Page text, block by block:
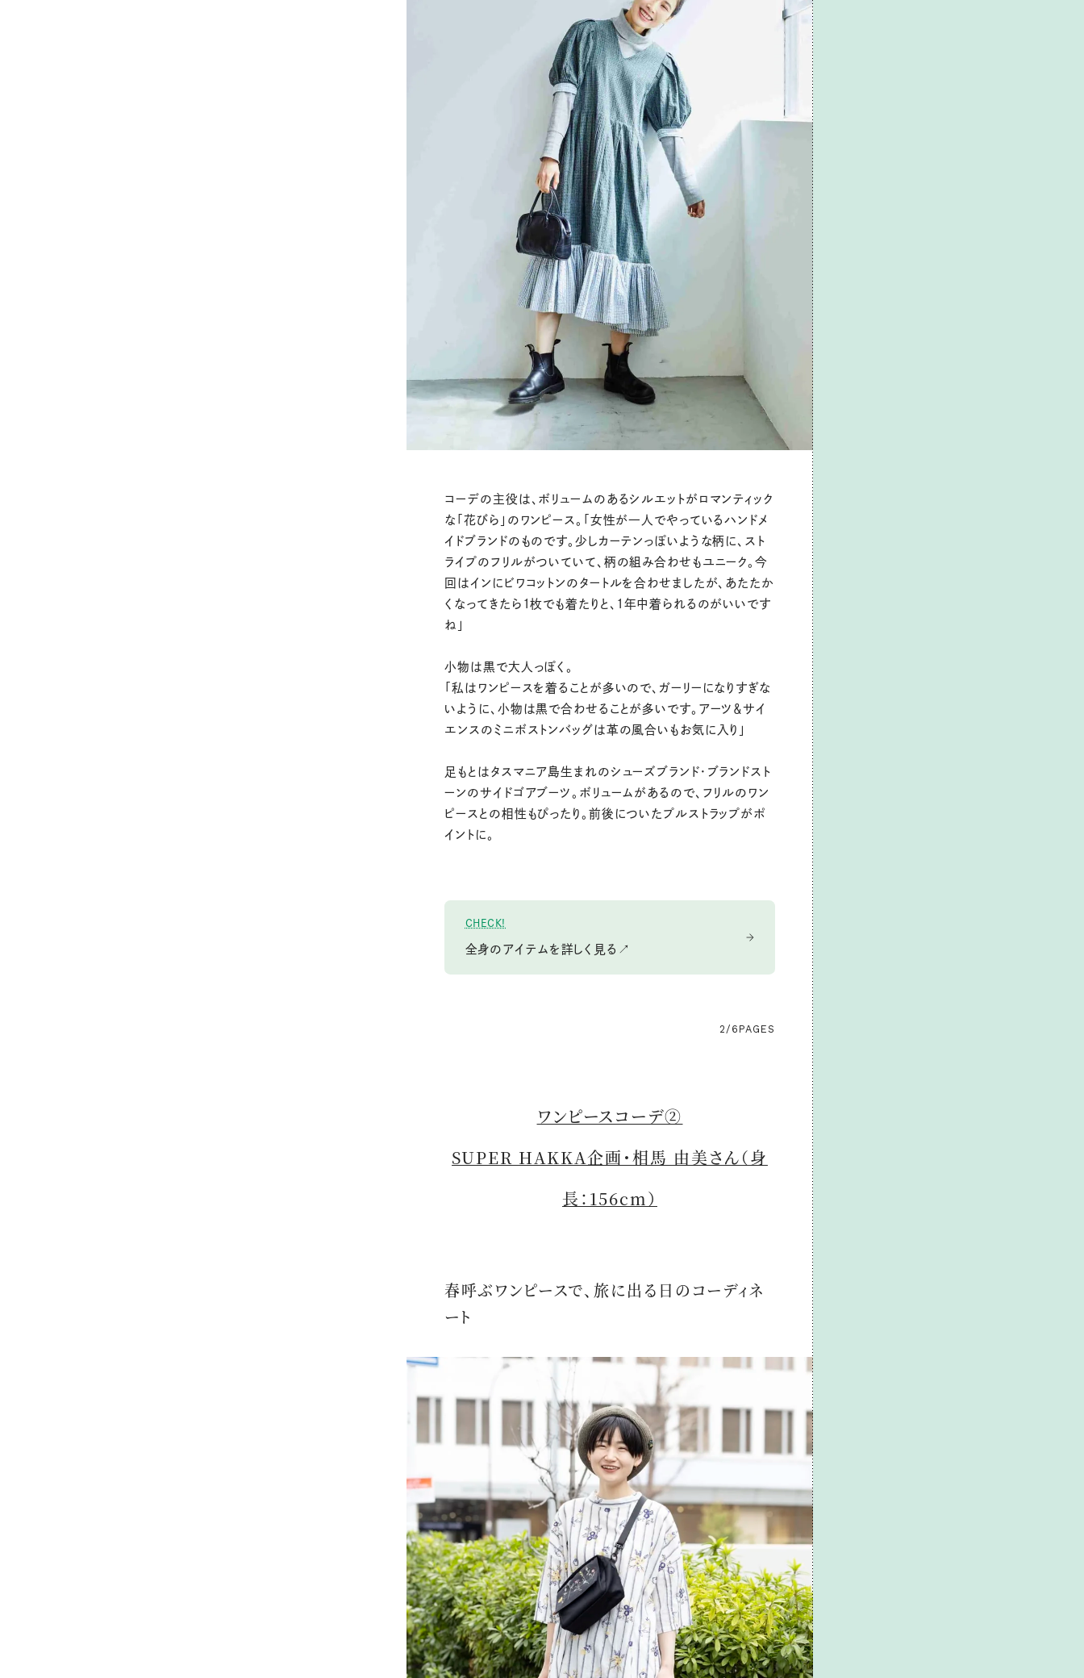
コーデの主役は、ボリュームのあるシルエットがロマンティック
な「花びら」のワンピース。「女性が一人でやっているハンドメ
イドブランドのものです。少しカーテンっぽいような柄に、スト
ライプのフリルがついていて、柄の組み合わせもユニーク。今
回はインにビワコットンのタートルを合わせましたが、あたたか
くなってきたら1枚でも着たりと、1年中着られるのがいいです
ね」
小物は黒で大人っぽく。
「私はワンピースを着ることが多いので、ガーリーになりすぎな
いように、小物は黒で合わせることが多いです。アーツ＆サイ
エンスのミニボストンバッグは革の風合いもお気に入り」
足もとはタスマニア島生まれのシューズブランド・ブランドスト
ーンのサイドゴアブーツ。ボリュームがあるので、フリルのワン
ピースとの相性もぴったり。前後についたプルストラップがポ
イントに。
CHECK!
全身のアイテムを詳しく見る↗
2/6 PAGES
ワンピースコーデ②
SUPER HAKKA企画・相馬 由美さん（身
長：156cm）
春呼ぶワンピースで、旅に出る日のコーディネ
ート